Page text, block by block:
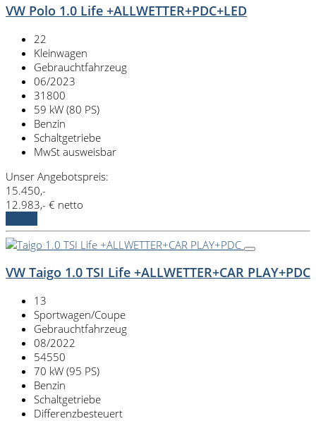
VW Polo 1.0 Life +ALLWETTER+PDC+LED
22
Kleinwagen
Gebrauchtfahrzeug
06/2023
31800
59 kW (80 PS)
Benzin
Schaltgetriebe
MwSt ausweisbar
Unser Angebotspreis:
15.450,-
12.983,- € netto
VW Taigo 1.0 TSI Life +ALLWETTER+CAR PLAY+PDC
13
Sportwagen/Coupe
Gebrauchtfahrzeug
08/2022
54550
70 kW (95 PS)
Benzin
Schaltgetriebe
Differenzbesteuert